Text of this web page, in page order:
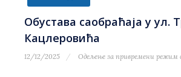
Обустава саобраћаја у ул.
Кацлеровића
12/12/2025 Одељење за привремени режим